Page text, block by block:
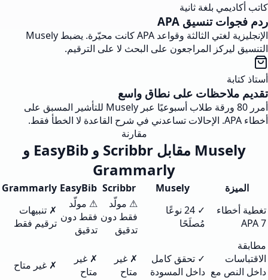
كاتب أكاديمي بلغة ثانية
ردم فجوات تنسيق APA
الإنجليزية لغتي الثالثة وقواعد APA كانت محيّرة. يضبط Musely
التنسيق ليركز المراجعون على البحث لا على الترقيم.
أستاذ كتابة
تقديم ملاحظات على نطاق واسع
أمرر 80 ورقة طلاب أسبوعيًا عبر Musely للتأشير المسبق على
أخطاء APA. الإحالات تساعدني في شرح القاعدة لا الخطأ فقط.
مقارنة
Musely مقابل Scribbr و EasyBib و
Grammarly
الميزة Musely
Scribbr
EasyBib
Grammarly
تغطية أخطاء
APA 7
✓ 24 نوعًا
مُصلَحًا
⚠ مولّد
فقط دون
تدقيق
⚠ مولّد
فقط دون
تدقيق
✗ تنبيهات
ترقيم فقط
مطابقة
الاقتباسات
داخل النص مع
✓ تحقق كامل
داخل المسودة
✗ غير
متاح
✗ غير
متاح
✗ غير متاح